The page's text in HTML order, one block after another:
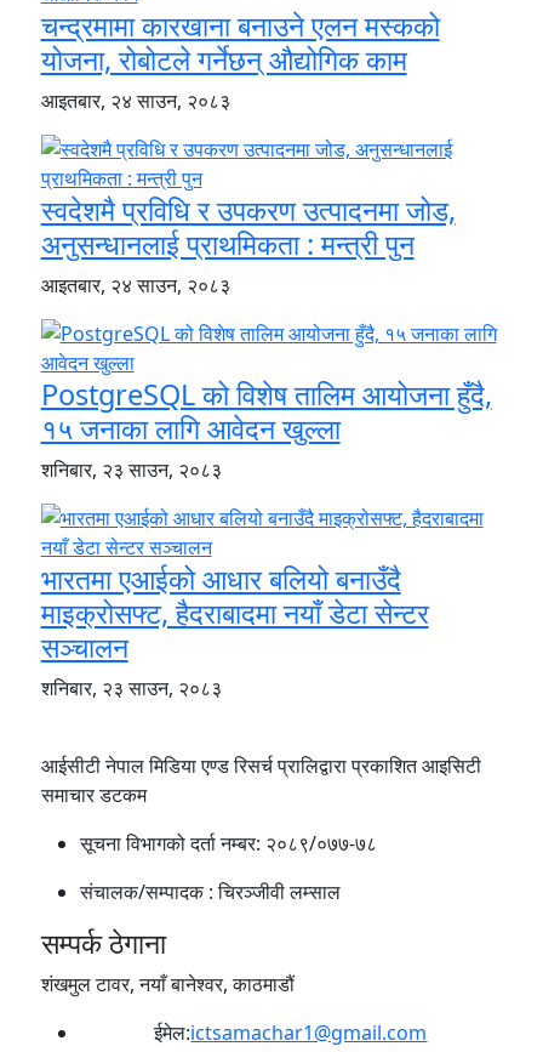
चन्द्रमामा कारखाना बनाउने एलन मस्कको
योजना, रोबोटले गर्नेछन् औद्योगिक काम
आइतबार, २४ साउन, २०८३
स्वदेशमै प्रविधि र उपकरण उत्पादनमा जोड,
अनुसन्धानलाई प्राथमिकता : मन्त्री पुन
आइतबार, २४ साउन, २०८३
PostgreSQL को विशेष तालिम आयोजना हुँदै,
१५ जनाका लागि आवेदन खुल्ला
शनिबार, २३ साउन, २०८३
भारतमा एआईको आधार बलियो बनाउँदै
माइक्रोसफ्ट, हैदराबादमा नयाँ डेटा सेन्टर
सञ्चालन
शनिबार, २३ साउन, २०८३
आईसीटी नेपाल मिडिया एण्ड रिसर्च प्रालिद्वारा प्रकाशित आइसिटी
समाचार डटकम
सूचना विभागको दर्ता नम्बर: २०८९/०७७-७८
संचालक/सम्पादक :चिरञ्जीवी लम्साल
सम्पर्क ठेगाना
शंखमुल टावर, नयाँ बानेश्वर, काठमाडौं
ईमेल:ictsamachar1@gmail.com